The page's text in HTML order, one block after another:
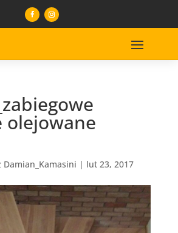
olejowane
Damian_Kamasini | lut 23, 2017